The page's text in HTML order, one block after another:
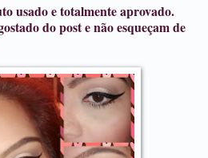
usado e totalmente aprovado.
do post e não esqueçam de